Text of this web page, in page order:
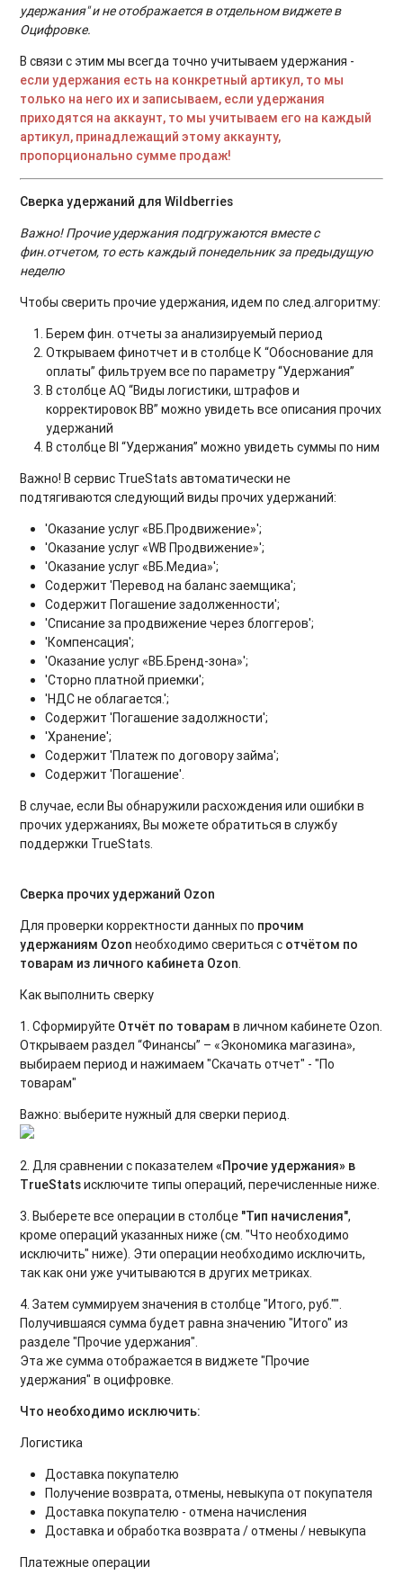
удержания" и не отображается в отдельном виджете в
Оцифровке.
В связи с этим мы всегда точно учитываем удержания -
если удержания есть на конкретный артикул, то мы
только на него их и записываем, если удержания
приходятся на аккаунт, то мы учитываем его на каждый
артикул, принадлежащий этому аккаунту,
пропорционально сумме продаж!
Сверка удержаний для Wildberries
Важно! Прочие удержания подгружаются вместе с
фин.отчетом, то есть каждый понедельник за предыдущую
неделю
Чтобы сверить прочие удержания, идем по след.алгоритму:
Берем фин. отчеты за анализируемый период
Открываем финотчет и в столбце К “Обоснование для
оплаты” фильтруем все по параметру “Удержания”
В столбце AQ “Виды логистики, штрафов и
корректировок ВВ” можно увидеть все описания прочих
удержаний
В столбце BI “Удержания” можно увидеть суммы по ним
Важно! В сервис TrueStats автоматически не
подтягиваются следующий виды прочих удержаний:
'Оказание услуг «ВБ.Продвижение»';
'Оказание услуг «WB Продвижение»';
'Оказание услуг «ВБ.Медиа»';
Содержит 'Перевод на баланс заемщика';
Содержит Погашение задолженности';
'Списание за продвижение через блоггеров';
'Компенсация';
'Оказание услуг «ВБ.Бренд-зона»';
'Сторно платной приемки';
'НДС не облагается.';
Содержит 'Погашение задолжности';
'Хранение';
Содержит 'Платеж по договору займа';
Содержит 'Погашение'.
В случае, если Вы обнаружили расхождения или ошибки в
прочих удержаниях, Вы можете обратиться в службу
поддержки TrueStats.
Сверка прочих удержаний Ozon
Для проверки корректности данных по прочим
удержаниям Ozon необходимо свериться с отчётом по
товарам из личного кабинета Ozon.
Как выполнить сверку
1. Сформируйте Отчёт по товарам в личном кабинете Ozon.
Открываем раздел “Финансы” – «Экономика магазина»,
выбираем период и нажимаем "Скачать отчет" - "По
товарам"
Важно: выберите нужный для сверки период.
2. Для сравнении с показателем«Прочие удержания» в
TrueStatsисключите типы операций, перечисленные ниже.
3. Выберете все операции в столбце "Тип начисления",
кроме операций указанных ниже (см. "Что необходимо
исключить" ниже). Эти операции необходимо исключить,
так как они уже учитываются в других метриках.
4. Затем суммируем значения в столбце "Итого, руб."".
Получившаяся сумма будет равна значению "Итого" из
разделе "Прочие удержания".
Эта же сумма отображается в виджете "Прочие
удержания" в оцифровке.
Что необходимо исключить:
Логистика
Доставка покупателю
Получение возврата, отмены, невыкупа от покупателя
Доставка покупателю - отмена начисления
Доставка и обработка возврата / отмены / невыкупа
Платежные операции